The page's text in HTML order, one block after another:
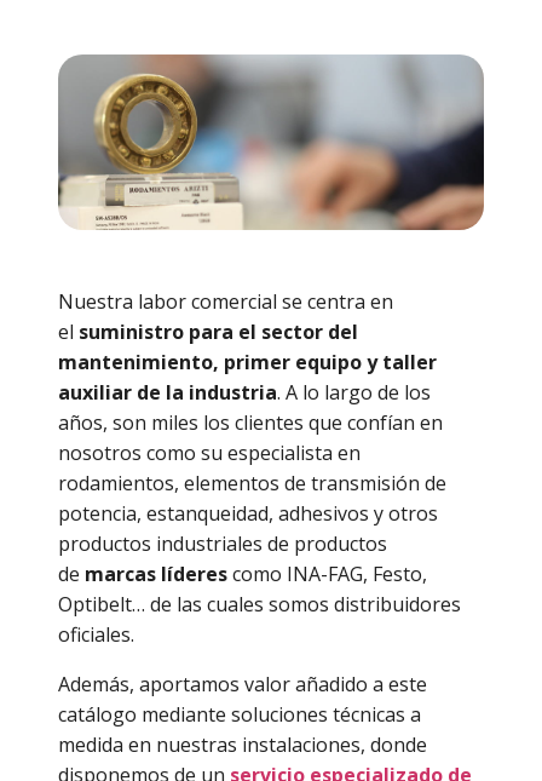
Nuestra labor comercial se centra en
el suministro para el sector del
mantenimiento, primer equipo y taller
auxiliar de la industria. A lo largo de los
años, son miles los clientes que confían en
nosotros como su especialista en
rodamientos, elementos de transmisión de
potencia, estanqueidad, adhesivos y otros
productos industriales de productos
de marcas líderescomo INA-FAG, Festo,
Optibelt… de las cuales somos distribuidores
oficiales.
Además, aportamos valor añadido a este
catálogo mediante soluciones técnicas a
medida en nuestras instalaciones, donde
disponemos de un servicio especializado de